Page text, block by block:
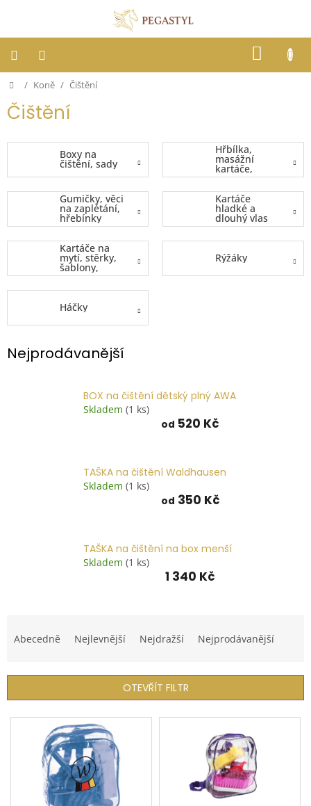
KOŠÍK
Dostihy
Blog
685.
Domů
/ Koně / Čištění
Čištění
Boxy na
čištění, sady
Hřbílka,
masážní
kartáče,
rukavice na
čištění
Gumičky, věci
na zaplétání,
hřebínky
Kartáče
hladké a
dlouhý vlas
Kartáče na
mytí, stěrky,
šablony,
houby
Rýžáky
Háčky
Nejprodávanější
BOX na čištění dětský plný AWA
Skladem (1 ks)
od 520 Kč
TAŠKA na čištění Waldhausen
Skladem (1 ks)
od 350 Kč
TAŠKA na čištění na box menší
Skladem (1 ks)
1 340 Kč
a
í
p
Abecedně Nejlevnější Nejdražší Nejprodávanější
OTEVŘÍT FILTR
V